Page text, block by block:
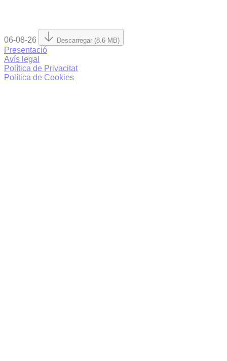
06-08-26 Descarregar (8.6 MB)
Presentació
Avís legal
Política de Privacitat
Política de Cookies